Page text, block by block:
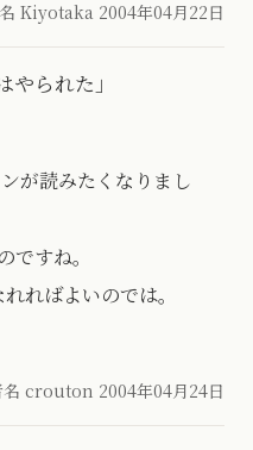
Kiyotaka 2004年04月22日
やられた」
が読みたくなりまし
すね。
ればよいのでは。
名 crouton 2004年04月24日